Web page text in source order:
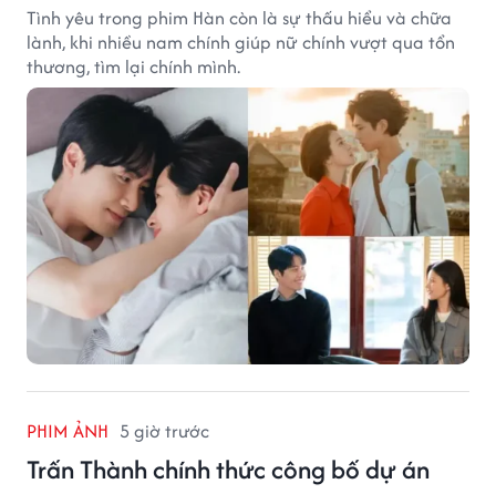
Tình yêu trong phim Hàn còn là sự thấu hiểu và chữa
lành, khi nhiều nam chính giúp nữ chính vượt qua tổn
thương, tìm lại chính mình.
PHIM ẢNH 5 giờ trước
Trấn Thành chính thức công bố dự án